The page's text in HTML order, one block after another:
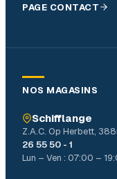
PAGE CONTACT
NOS MAGASINS
Schifflange
Z.A.C. Op Herbett,
26 55 50 - 1
Lun – Ven : 07:00 –